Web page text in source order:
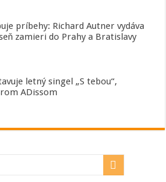
príbehy: Richard Autner vydáva
zamieri do Prahy a Bratislavy
letný singel „S tebou“,
ADissom